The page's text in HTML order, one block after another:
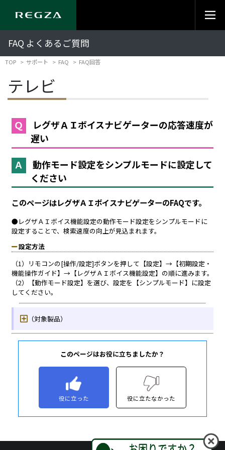
FAQ よくあるご質問
TOP サポート FAQ FAQ回答
テレビ
このページはお役に立ちましたか？
役に立った 役に立たなかった